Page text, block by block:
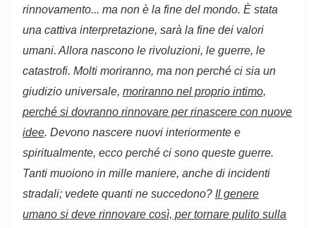
rinnovamento... ma non è la fine del mondo. È stata
una cattiva interpretazione, sarà la fine dei valori
umani. Allora nascono le rivoluzioni, le guerre, le
catastrofi. Molti moriranno, ma non perché ci sia un
giudizio universale, moriranno nel proprio intimo,
perché si dovranno rinnovare per rinascere con nuove
idee. Devono nascere nuovi interiormente e
spiritualmente, ecco perché ci sono queste guerre.
Tanti muoiono in mille maniere, anche di incidenti
stradali; vedete quanti ne succedono? Il genere
umano si deve rinnovare così, per tornare pulito sulla